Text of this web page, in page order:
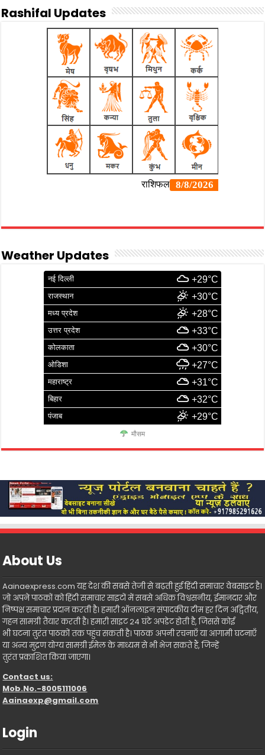
Rashifal Updates
Weather Updates
नई दिल्ली +29°C
राजस्थान +30°C
मध्य प्रदेश +28°C
उत्तर प्रदेश +33°C
कोलकाता +30°C
ओडिशा +27°C
महाराष्ट्र +31°C
बिहार +32°C
पंजाब +29°C
मौसम
About Us
Aainaexpress.com यह देश की सबसे तेजी से बढ़ती हुई हिंदी समाचार वेबसाइट है।
जो अपने पाठकों को हिंदी समाचार साइटों में सबसे अधिक विश्वसनीय, ईमानदार और
निष्पक्ष समाचार प्रदान करती है। हमारी ऑनलाइन संपादकीय टीम हर दिन अद्वितीय,
गहन सामग्री तैयार करती है। हमारी साइट 24 घंटे अपडेट होती है, जिससे कोई
भी घटना तुरंत पाठकों तक पहुंच सकती है। पाठक अपनी रचनाएँ या आगामी घटनाएँ
या अन्य मुद्रण योग्य सामग्री ईमेल के माध्यम से भी भेज सकते हैं, जिन्हें
तुरंत प्रकाशित किया जाएगा।
Contact us:
Mob.No.-8005111006
Aainaexp@gmail.com
Login